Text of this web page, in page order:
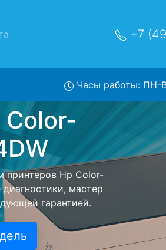
+7
Часы работы: ПН-
Pro-
в сервисный центр и
заберет Ваш принтер
стоимость ремонта
обратно.